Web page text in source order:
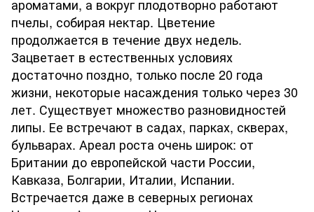
ароматами, а вокруг плодотворно работают
пчелы, собирая нектар. Цветение
продолжается в течение двух недель.
Зацветает в естественных условиях
достаточно поздно, только после 20 года
жизни, некоторые насаждения только через 30
лет. Существует множество разновидностей
липы. Ее встречают в садах, парках, скверах,
бульварах. Ареал роста очень широк: от
Британии до европейской части России,
Кавказа, Болгарии, Италии, Испании.
Встречается даже в северных регионах